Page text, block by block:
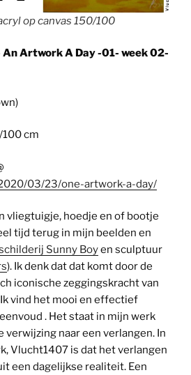
op canvas 150/100
Artwork A Day -01- week 02-
100 cm
03/23/one-artwork-a-day/
vliegtuigje, hoedje en of bootje
tijd terug in mijn beelden en
Sunny Boyen sculptuur
). Ik denk dat dat komt door de
iconische zeggingskracht van
vind het mooi en effectief
. Het staat in mijn werk
naar een verlangen. In
Vlucht1407 is dat het verlangen
een dagelijkse realiteit. Een